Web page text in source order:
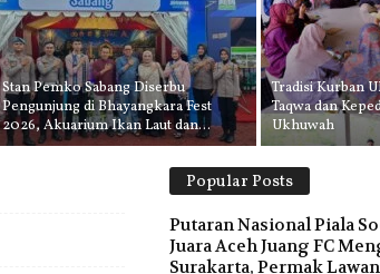
Stan Pemko Sabang Diserbu
Pengunjung di Bhayangkara Fest
2026, Akuarium Ikan Laut dan...
Tradisi Kurban
Taqwa dan
Ukhuwah
Popular Posts
Putaran Nasional Piala
Juara Aceh Juang FC
Surakarta, Permak